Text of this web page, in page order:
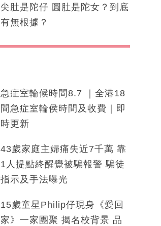
尖肚是陀仔 圓肚是陀女？到底
有無根據？
急症室輪候時間8.7 ｜全港18
間急症室輪侯時間及收費｜即
時更新
43歲家庭主婦痛失近7千萬 靠
1人提點終醒覺被騙報警 騙徒
指示及手法曝光
15歲童星Philip仔現身《愛回
家》一家團聚 揭名校背景 品